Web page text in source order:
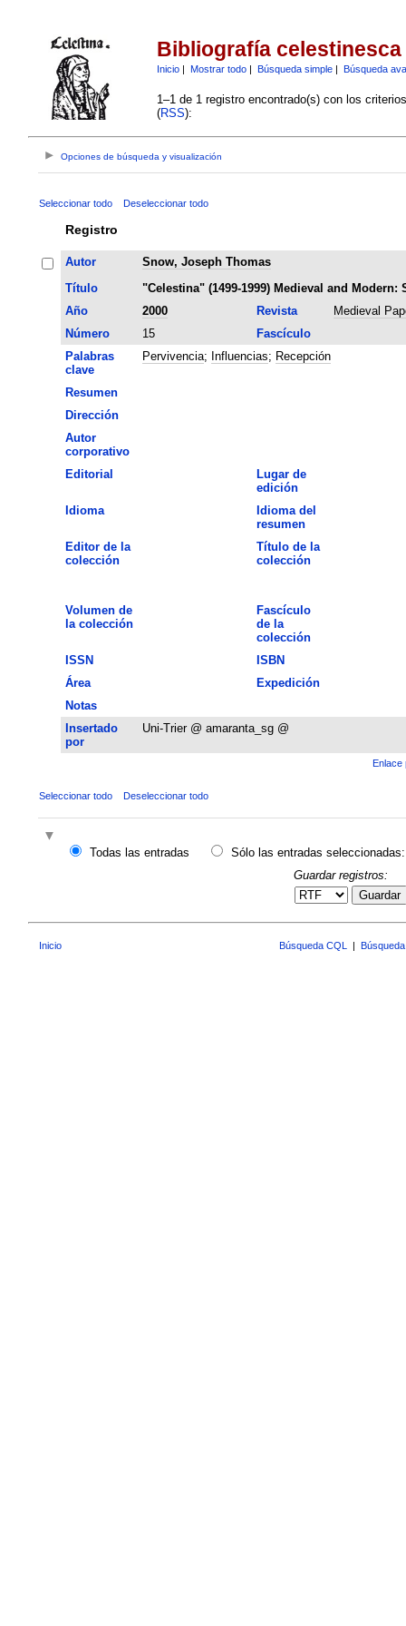
Bibliografía celestinesca
Inicio| Mostrar todo| Búsqueda simple| Búsqueda
1–1 de 1 registro encontrado(s) con los
(RSS):
Opciones de búsqueda y visualización
Seleccionar todo Deseleccionar todo
Registro
Autor
Snow, Joseph Thomas
Título
"Celestina" (1499-1999) Medieval and
Año
2000 Revista
Medieval
Número
15
Fascículo
Palabras
clave
Pervivencia; Influencias; Recepción
Resumen
Dirección
Autor
corporativo
Editorial
Lugar de
edición
Idioma
Idioma del
resumen
Editor de la
colección
Título de la
colección
Volumen de
la colección
Fascículo
de la
colección
ISSN
ISBN
Área
Expedición
Notas
Insertado
por
Uni-Trier @ amaranta_sg @
Enlace
Seleccionar todo Deseleccionar todo
Todas las entradas
Sólo las entradas seleccionadas:
Guardar registros:
Guardar
Inicio Búsqueda CQL